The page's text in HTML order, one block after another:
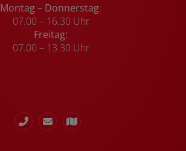
Montag – Donnerstag:
07.00 – 16.30 Uhr
Freitag:
07.00 – 13.30 Uhr